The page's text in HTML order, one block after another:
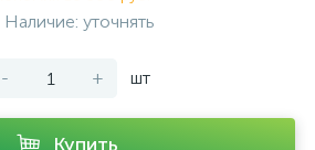
Наличие: уточнять
- + шт
Купить